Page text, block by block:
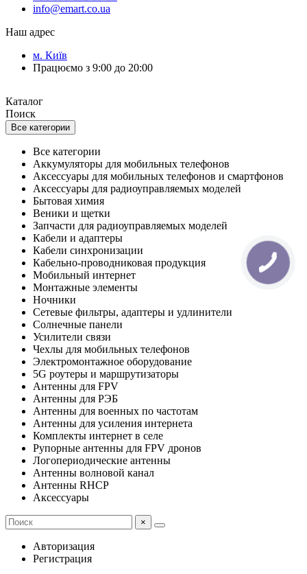
info@emart.co.ua
Наш адрес
м. Київ
Працюємо з 9:00 до 20:00
Каталог
Поиск
Все категории
Все категории
Аккумуляторы для мобильных телефонов
Аксессуары для мобильных телефонов и смартфонов
Аксессуары для радиоуправляемых моделей
Бытовая химия
Веники и щетки
Запчасти для радиоуправляемых моделей
Кабели и адаптеры
Кабели синхронизации
Кабельно-проводниковая продукция
Мобильный интернет
Монтажные элементы
Ночники
Сетевые фильтры, адаптеры и удлинители
Солнечные панели
Усилители связи
Чехлы для мобильных телефонов
Электромонтажное оборудование
5G роутеры и маршрутизаторы
Антенны для FPV
Антенны для РЭБ
Антенны для военных по частотам
Антенны для усиления интернета
Комплекты интернет в селе
Рупорные антенны для FPV дронов
Логопериодические антенны
Антенны волновой канал
Антенны RHCP
Аксессуары
×
Авторизация
Регистрация